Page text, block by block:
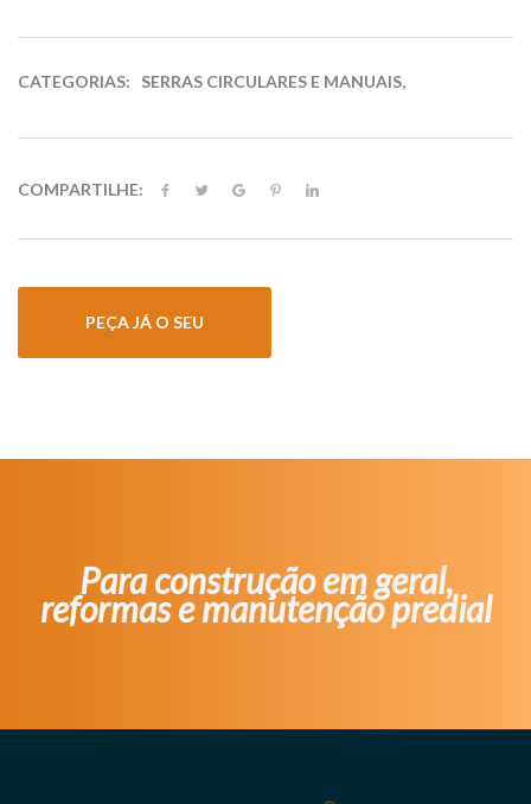
CATEGORIAS: SERRAS CIRCULARES E MANUAIS,
COMPARTILHE:
PEÇA JÁ O SEU
Para construção em geral,
reformas e manutenção predial